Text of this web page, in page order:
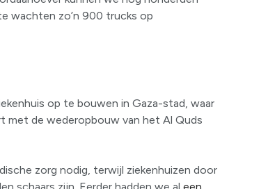
wachten zo’n 900 trucks op
op te bouwen in Gaza-stad, waar
met de wederopbouw van het Al Quds
zorg nodig, terwijl ziekenhuizen door